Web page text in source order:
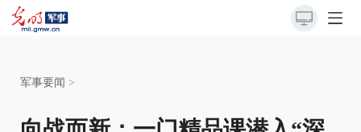
军事要闻 >